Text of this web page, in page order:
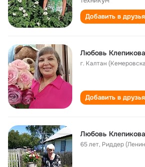
Добавить в друзья
Любовь Клепикова
г. Калтан
Добавить в друзья
Любовь Клепикова
65 лет, Риддер